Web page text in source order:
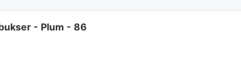
- Plum - 86